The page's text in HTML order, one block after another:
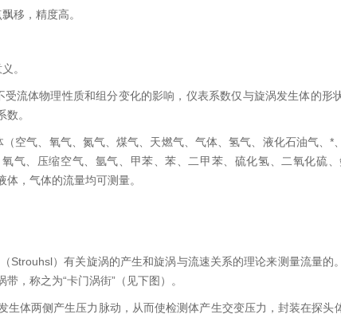
移，精度高。
。
流体物理性质和组分变化的影响，仪表系数仅与旋涡发生体的形
。
空气、氧气、氮气、煤气、天燃气、气体、氢气、液化石油气、*
气、压缩空气、氩气、甲苯、苯、二甲苯、硫化氢、二氧化硫
体，气体的流量均可测量。
Strouhsl）有关旋涡的产生和旋涡与流速关系的理论来测量流量的
，称之为“卡门涡街”（见下图）。
生体两侧产生压力脉动，从而使检测体产生交变压力，封装在探头